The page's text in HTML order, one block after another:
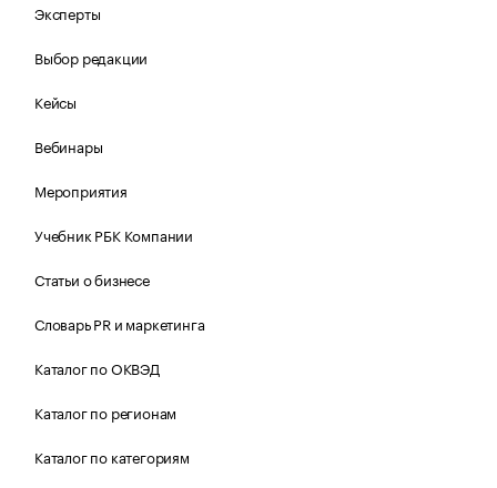
Эксперты
Выбор редакции
Кейсы
Вебинары
Мероприятия
Учебник РБК Компании
Статьи о бизнесе
Словарь PR и маркетинга
Каталог по ОКВЭД
Каталог по регионам
Каталог по категориям